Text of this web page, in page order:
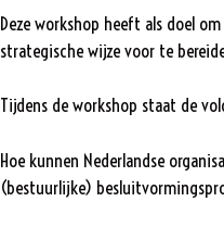
Deze workshop heeft als doel
strategische wijze voor te
Tijdens de workshop staat de
Hoe kunnen Nederlandse
(bestuurlijke)